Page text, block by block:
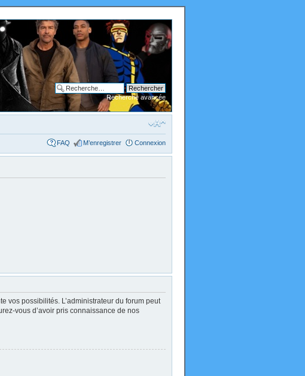
Recherche avancée
FAQ M’enregistrer Connexion
vos possibilités. L’administrateur du forum peut
vous d’avoir pris connaissance de nos